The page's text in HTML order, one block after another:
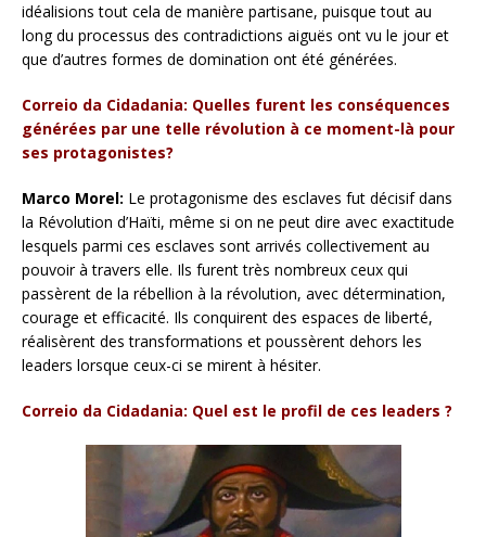
idéalisions tout cela de manière partisane, puisque tout au
long du processus des contradictions aiguës ont vu le jour et
que d’autres formes de domination ont été générées.
Correio da Cidadania: Quelles furent les conséquences
générées par une telle révolution à ce moment-là pour
ses protagonistes?
Marco Morel: Le protagonisme des esclaves fut décisif dans
la Révolution d’Haïti, même si on ne peut dire avec exactitude
lesquels parmi ces esclaves sont arrivés collectivement au
pouvoir à travers elle. Ils furent très nombreux ceux qui
passèrent de la rébellion à la révolution, avec détermination,
courage et efficacité. Ils conquirent des espaces de liberté,
réalisèrent des transformations et poussèrent dehors les
leaders lorsque ceux-ci se mirent à hésiter.
Correio da Cidadania: Quel est le profil de ces leaders ?